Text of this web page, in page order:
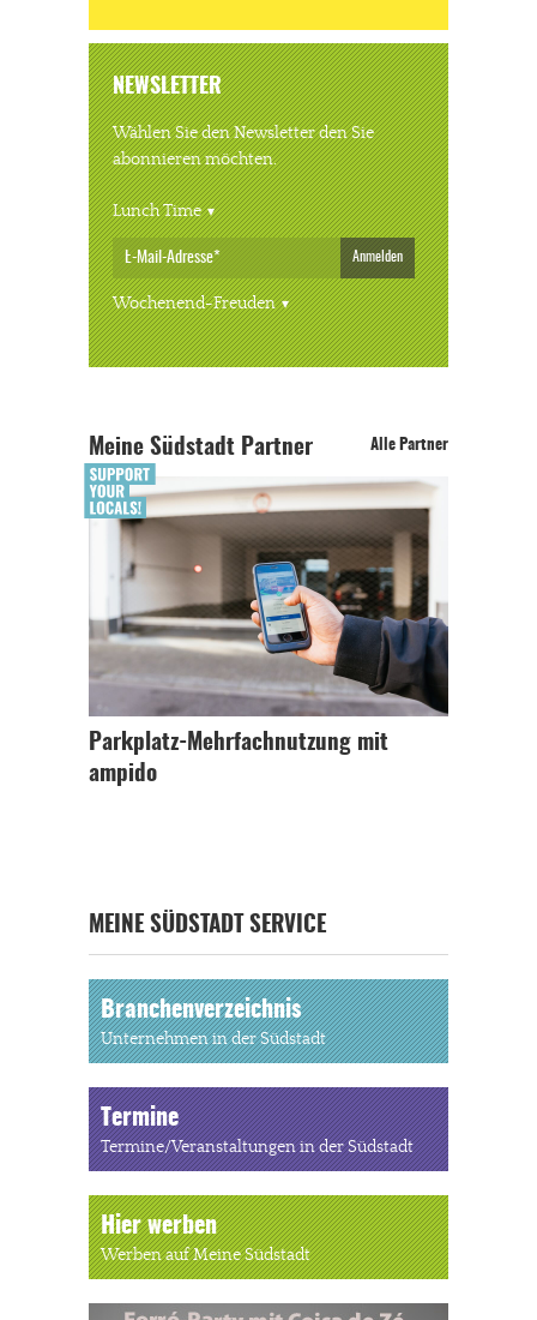
NEWSLETTER
Wählen Sie den Newsletter den Sie
abonnieren möchten.
Lunch Time
Anmelden
Wochenend-Freuden
Meine Südstadt Partner Alle Partner
Parkplatz-Mehrfachnutzung mit
ampido
MEINE SÜDSTADT SERVICE
Branchenverzeichnis
Unternehmen in der Südstadt
Termine
Termine/Veranstaltungen in der Südstadt
Hier werben
Werben auf Meine Südstadt